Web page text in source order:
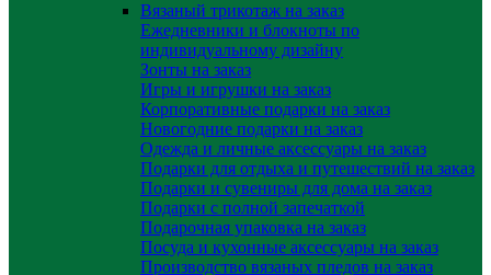
Вязаный трикотаж на заказ
Ежедневники и блокноты по
индивидуальному дизайну
Зонты на заказ
Игры и игрушки на заказ
Корпоративные подарки на заказ
Новогодние подарки на заказ
Одежда и личные аксессуары на заказ
Подарки для отдыха и путешествий на заказ
Подарки и сувениры для дома на заказ
Подарки с полной запечаткой
Подарочная упаковка на заказ
Посуда и кухонные аксессуары на заказ
Производство вязаных пледов на заказ